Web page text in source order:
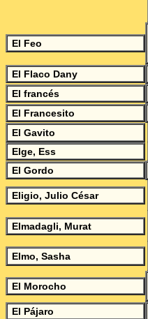
El Feo
El Flaco Dany
El francés
El Francesito
El Gavito
Elge, Ess
El Gordo
Eligio, Julio César
Elmadagli, Murat
Elmo, Sasha
El Morocho
El Pájaro